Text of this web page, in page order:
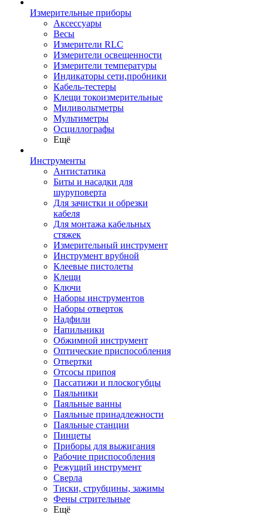
Измерительные приборы
Аксессуары
Весы
Измерители RLC
Измерители освещенности
Измерители температуры
Индикаторы сети,пробники
Кабель-тестеры
Клещи токоизмерительные
Миливольтметры
Мультиметры
Осциллографы
Ещё
Инструменты
Антистатика
Биты и насадки для
шуруповерта
Для зачистки и обрезки
кабеля
Для монтажа кабельных
стяжек
Измерительный инструмент
Инструмент врубной
Клеевые пистолеты
Клещи
Ключи
Наборы инструментов
Наборы отверток
Надфили
Напильники
Обжимной инструмент
Оптические приспособления
Отвертки
Отсосы припоя
Пассатижи и плоскогубцы
Паяльники
Паяльные ванны
Паяльные принадлежности
Паяльные станции
Пинцеты
Приборы для выжигания
Рабочие приспособления
Режущий инструмент
Сверла
Тиски, струбцины, зажимы
Фены стрительные
Ещё